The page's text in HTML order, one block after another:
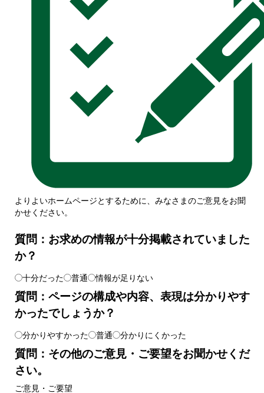
よりよいホームページとするために、みなさまのご意見をお聞
かせください。
質問：お求めの情報が十分掲載されていました
か？
十分だった 普通 情報が足りない
質問：ページの構成や内容、表現は分かりやす
かったでしょうか？
分かりやすかった 普通 分かりにくかった
質問：その他のご意見・ご要望をお聞かせくだ
さい。
ご意見・ご要望